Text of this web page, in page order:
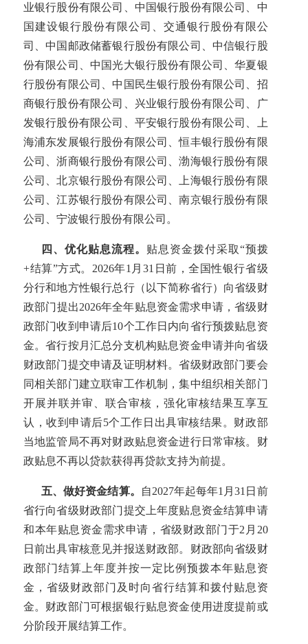
业银行股份有限公司、中国银行股份有限公司、中
国建设银行股份有限公司、交通银行股份有限公
司、中国邮政储蓄银行股份有限公司、中信银行股
份有限公司、中国光大银行股份有限公司、华夏银
行股份有限公司、中国民生银行股份有限公司、招
商银行股份有限公司、兴业银行股份有限公司、广
发银行股份有限公司、平安银行股份有限公司、上
海浦东发展银行股份有限公司、恒丰银行股份有限
公司、浙商银行股份有限公司、渤海银行股份有限
公司、北京银行股份有限公司、上海银行股份有限
公司、江苏银行股份有限公司、南京银行股份有限
公司、宁波银行股份有限公司。
四、优化贴息流程。 贴息资金拨付采取“预拨
+结算”方式。2026年1月31日前，全国性银行省级
分行和地方性银行总行（以下简称省行）向省级财
政部门提出2026年全年贴息资金需求申请，省级财
政部门收到申请后10个工作日内向省行预拨贴息资
金。省行按月汇总分支机构贴息资金申请并向省级
财政部门提交申请及证明材料。省级财政部门要会
同相关部门建立联审工作机制，集中组织相关部门
开展并联并审、联合审核，强化审核结果互享互
认，收到申请后5个工作日出具审核结果。财政部
当地监管局不再对财政贴息资金进行日常审核。财
政贴息不再以贷款获得再贷款支持为前提。
五、做好资金结算。
自2027年起每年1月31日前
省行向省级财政部门提交上年度贴息资金结算申请
和本年贴息资金需求申请，省级财政部门于2月20
日前出具审核意见并报送财政部。财政部向省级财
政部门结算上年度并按一定比例预拨本年贴息资
金，省级财政部门及时向省行结算和拨付贴息资
金。财政部门可根据银行贴息资金使用进度提前或
分阶段开展结算工作。